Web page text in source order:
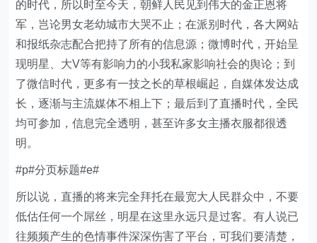
的时代，所以时至今天，朝鲜人民见到伟大的金正恩将
军，岂论男女老幼城市大哭不止；在派别时代，各大网站
和报纸杂志配合把持了所有的信息源；微博时代，开始呈
现明星、大V等有影响力的小我私家影响社会的舆论；到
了微信时代，更多有一技之长的草根崛起，自媒体发达成
长，逐渐与主流媒体不相上下；最后到了直播时代，全民
均可参加，信息完全透明，甚至许多女主播衣服都很透
明。
#p#分页标题#e#
所以说，直播的将来完全拜托在最宽大人民群众中，不要
低估任何一个屌丝，明星在这里永远只是过客。有人说已
往频频产生的色情事件深深伤害了平台，可我们要清楚，